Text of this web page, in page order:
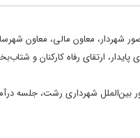
معاون مالی، معاون
بین‌الملل شهرداری رشت، جلسه